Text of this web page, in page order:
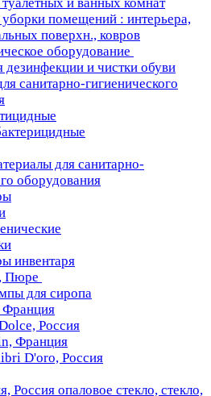
уборки помещений : интерьера,
поверхн., ковров
оборудование
дезинфекции и чистки обуви
санитарно-гигиенического
для санитарно-
оборудования
инвентаря
Пюре
для сиропа
Россия
Франция
D'oro, Россия
Россия опаловое стекло, стекло,